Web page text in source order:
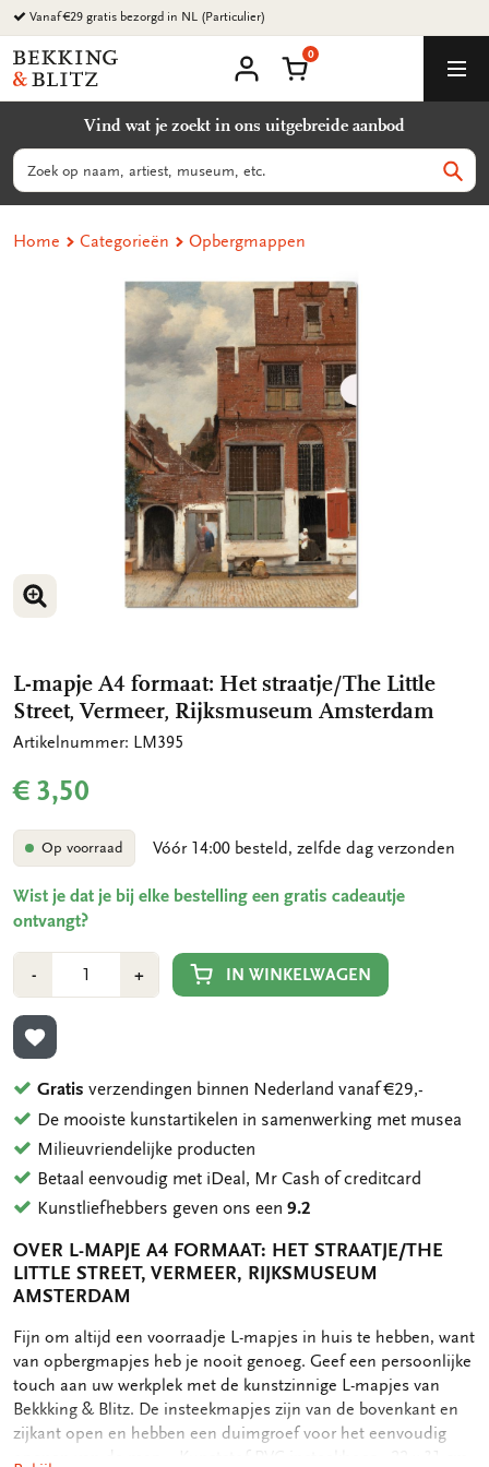
Ga
naar
content
Bekking
&
B.V.
account
Winkelmand
0
Vind wat je zoekt in ons uitgebreide aanbod
Zoeken
Home Categorieën Opbergmappen
VERGROOT AFBEELDING
L-mapje A4 formaat: Het straatje/The Little
Street, Vermeer, Rijksmuseum Amsterdam
Artikelnummer: LM395
€ 3,50
Op voorraad Vóór 14:00 besteld, zelfde dag verzonden
Wist je dat je bij elke bestelling een gratis cadeautje
ontvangt?
-Min
1
+Plus
1
IN WINKELWAGEN
TOEVOEGEN AAN VERLANGLIJST
Gratis verzendingen binnen Nederland vanaf €29,-
De mooiste kunstartikelen in samenwerking met musea
Milieuvriendelijke producten
Betaal eenvoudig met iDeal, Mr Cash of creditcard
Kunstliefhebbers geven ons een9.2
OVER L-MAPJE A4 FORMAAT: HET STRAATJE/THE
LITTLE STREET, VERMEER, RIJKSMUSEUM
AMSTERDAM
OMSCHRIJVING
Fijn om altijd een voorraadje L-mapjes in huis te hebben, want
van opbergmapjes heb je nooit genoeg. Geef een persoonlijke
touch aan uw werkplek met de kunstzinnige L-mapjes van
Bekkking & Blitz. De insteekmapjes zijn van de bovenkant en
zijkant open en hebben een duimgroef voor het eenvoudig